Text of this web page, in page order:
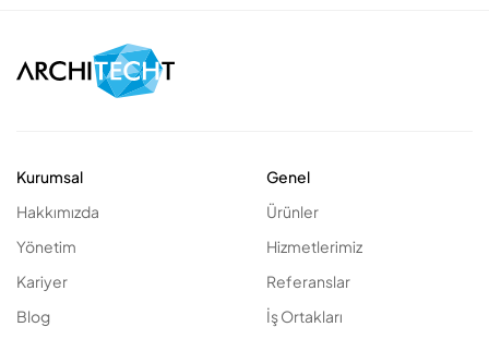
Kurumsal
Hakkımızda
Yönetim
Kariyer
Blog
Genel
Ürünler
Hizmetlerimiz
Referanslar
İş Ortakları